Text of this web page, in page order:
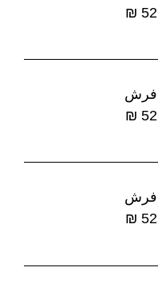
فرش
52 ₪
فرش
52 ₪
52 ₪